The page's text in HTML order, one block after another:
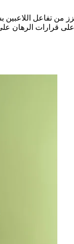
من تفاعل
قرارات الرهان